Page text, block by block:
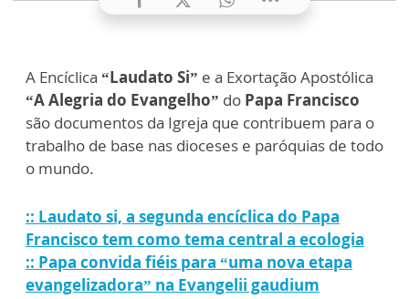
A Encíclica “Laudato Si” e a Exortação Apostólica
“A Alegria do Evangelho” do Papa Francisco
são documentos da Igreja que contribuem para o
trabalho de base nas dioceses e paróquias de todo
o mundo.
:: Laudato si, a segunda encíclica do Papa
Francisco tem como tema central a ecologia
:: Papa convida fiéis para “uma nova etapa
evangelizadora” na Evangelii gaudium